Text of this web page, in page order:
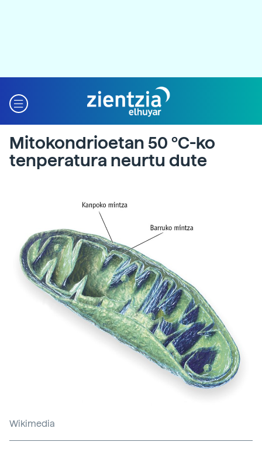
Mitokondrioetan 50 ºC-ko
tenperatura neurtu dute
Wikimedia